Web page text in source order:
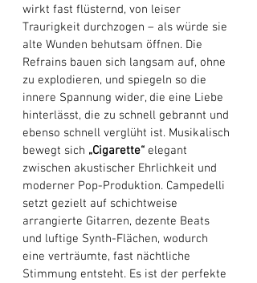
wirkt fast flüsternd, von leiser
Traurigkeit durchzogen – als würde sie
alte Wunden behutsam öffnen. Die
Refrains bauen sich langsam auf, ohne
zu explodieren, und spiegeln so die
innere Spannung wider, die eine Liebe
hinterlässt, die zu schnell gebrannt und
ebenso schnell verglüht ist. Musikalisch
bewegt sich „Cigarette“ elegant
zwischen akustischer Ehrlichkeit und
moderner Pop-Produktion. Campedelli
setzt gezielt auf schichtweise
arrangierte Gitarren, dezente Beats
und luftige Synth-Flächen, wodurch
eine verträumte, fast nächtliche
Stimmung entsteht. Es ist der perfekte